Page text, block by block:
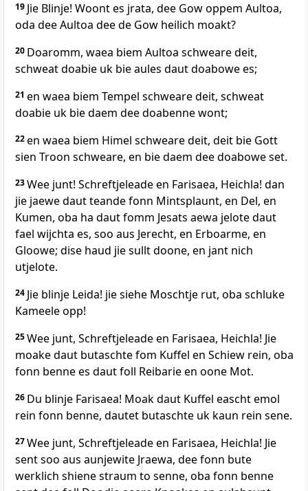
19 Jie Blinje! Woont es jrata, dee Gow oppem Aultoa,
oda dee Aultoa dee de Gow heilich moakt?
20 Doaromm, waea biem Aultoa schweare deit,
schweat doabie uk bie aules daut doabowe es;
21 en waea biem Tempel schweare deit, schweat
doabie uk bie daem dee doabenne wont;
22en waea biem Himel schweare deit, deit bie Gott
sien Troon schweare, en bie daem dee doabowe set.
23Wee junt! Schreftjeleade en Farisaea, Heichla! dan
jie jaewe daut teande fonn Mintsplaunt, en Del, en
Kumen, oba ha daut fomm Jesats aewa jelote daut
fael wijchta es, soo aus Jerecht, en Erboarme, en
Gloowe; dise haud jie sullt doone, en jant nich
utjelote.
24 Jie blinje Leida! jie siehe Moschtje rut, oba schluke
Kameele opp!
25Wee junt, Schreftjeleade en Farisaea, Heichla! Jie
moake daut butaschte fom Kuffel en Schiew rein, oba
fonn benne es daut foll Reibarie en oone Mot.
26 Du blinje Farisaea! Moak daut Kuffel eascht emol
rein fonn benne, dautet butaschte uk kaun rein sene.
27Wee junt, Schreftjeleade en Farisaea, Heichla! Jie
sent soo aus aunjewite Jraewa, dee fonn bute
werklich shiene straum to senne, oba fonn benne